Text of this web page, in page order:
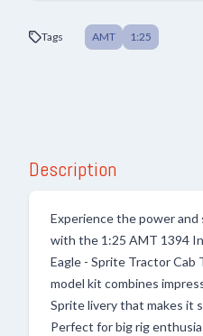
Tags AMT 1:25
Description
Experience the power
with the 1:25 AMT 1394
Eagle - Sprite Tractor Cab
model kit combines
Sprite livery that makes it
Perfect for big rig